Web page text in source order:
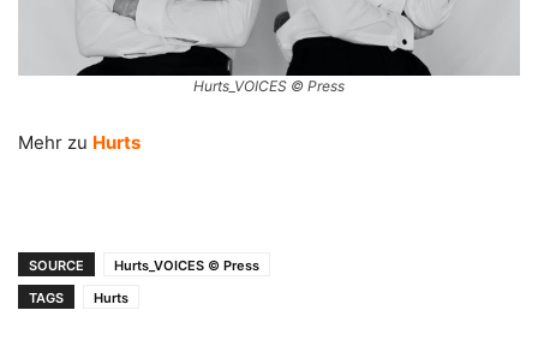
Hurts_VOICES © Press
Mehr zu Hurts
SOURCE
Hurts_VOICES © Press
TAGS
Hurts